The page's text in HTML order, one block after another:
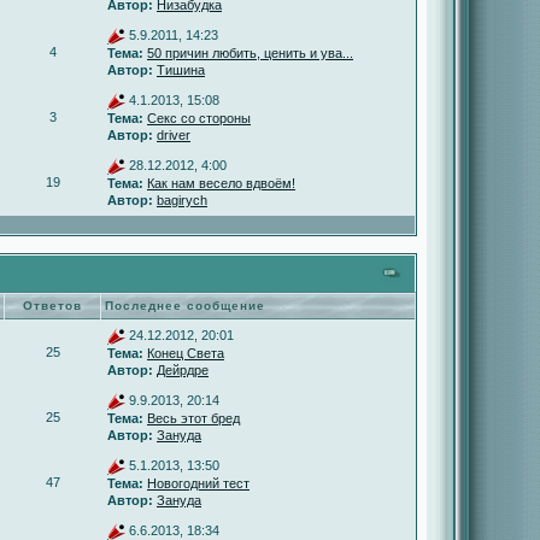
Автор: Низабудка
4
5.9.2011, 14:23
Тема: 50 причин любить, ценить и ува...
Автор: Тишина
3
4.1.2013, 15:08
Тема: Секс со стороны
Автор: driver
19
28.12.2012, 4:00
Тема: Как нам весело вдвоём!
Автор: bagirych
Ответов Последнее сообщение
25
24.12.2012, 20:01
Тема: Конец Света
Автор: Дейрдре
25
9.9.2013, 20:14
Тема: Весь этот бред
Автор: Зануда
47
5.1.2013, 13:50
Тема: Новогодний тест
Автор: Зануда
6.6.2013, 18:34